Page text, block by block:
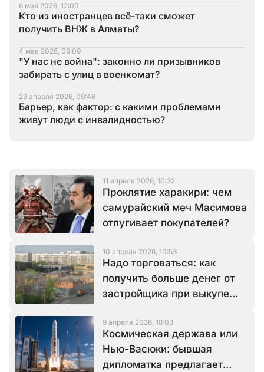
6 мая 2026, 12:00
Кто из иностранцев всё-таки сможет
получить ВНЖ в Алматы?
4 мая 2026, 09:09
"У нас не война": законно ли призывников
забирать с улиц в военкомат?
29 апреля 2026, 09:46
Барьер, как фактор: с какими проблемами
живут люди с инвалидностью?
11 апреля 2026, 10:32
Проклятие харакири: чем
самурайский меч Масимова
отпугивает покупателей?
10 апреля 2026, 10:53
Надо торговаться: как
получить больше денег от
застройщика при выкупе
9 апреля 2026, 18:03
Космическая держава или
Нью-Васюки: бывшая
дипломатка предлагает